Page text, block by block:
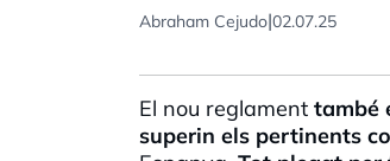
Abraham Cejudo|02.07.25
El nou reglament també
superin els pertinents